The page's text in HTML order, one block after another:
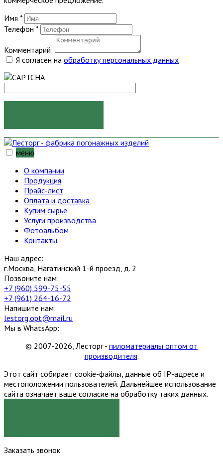
Имя *
Телефон *
Комментарий:
Я согласен на обработку персональных данных
меню
О компании
Продукция
Прайс-лист
Оплата и доставка
Купим сырье
Услуги производства
Фотоальбом
Контакты
Наш адрес:
г.Москва, Нагатинский 1-й проезд, д. 2
Позвоните нам:
+7 (960) 599-75-55
+7 (961) 264-16-72
Напишите нам:
lestorg.opt@mail.ru
Мы в WhatsApp:
© 2007-2026, Лесторг - пиломатериалы оптом от
производителя.
Этот сайт собирает cookie-файлы, данные об IP-адресе и
местоположении пользователей. Дальнейшее использование
сайта означает ваше согласие на обработку таких данных.
Заказать звонок